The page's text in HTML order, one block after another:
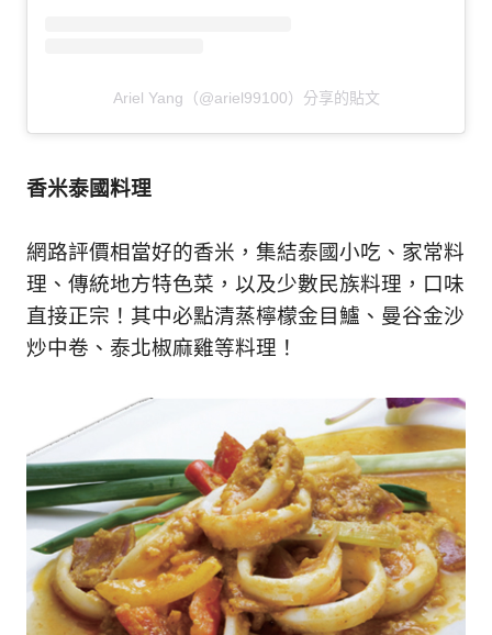
Ariel Yang（@ariel99100）分享的貼文
香米泰國料理
網路評價相當好的香米，集結泰國小吃、家常料
理、傳統地方特色菜，以及少數民族料理，口味
直接正宗！其中必點清蒸檸檬金目鱸、曼谷金沙
炒中卷、泰北椒麻雞等料理！